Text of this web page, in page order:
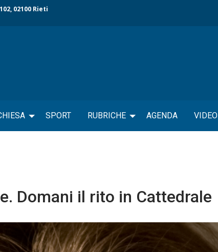
02100 Rieti
SPORT RUBRICHE AGENDA VIDEO
Domani il rito in Cattedrale